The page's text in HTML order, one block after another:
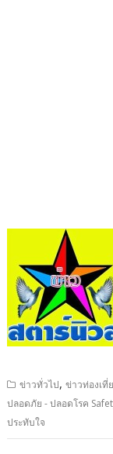
ข่าวทั่วไป,ข่าวท่องเที่
ปลอดภัย - ปลอดโรค
ประทับใจ